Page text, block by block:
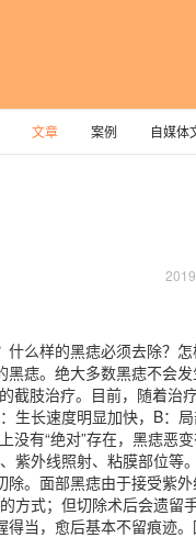
文章 案例 自媒体
么样的黑痣必须去除？怎
痣。绝大多数黑痣不会
截肢治疗。目前，随着治
长速度明显加快，B：局
有“绝对”存在，黑痣恶
紫外线照射、粘膜部位等
。面部黑痣由于接受紫
方式；但切除术后会遗留
当，愈后基本不留痕迹